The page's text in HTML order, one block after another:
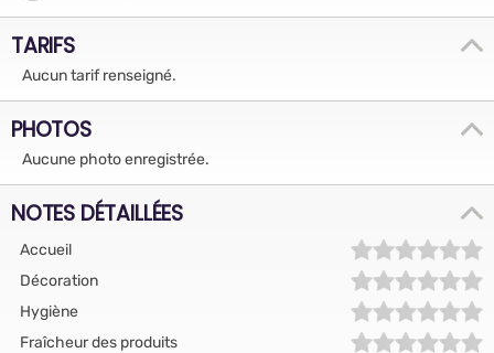
TARIFS
Aucun tarif renseigné.
PHOTOS
Aucune photo enregistrée.
NOTES DÉTAILLÉES
Accueil
Décoration
Hygiène
Fraîcheur des produits